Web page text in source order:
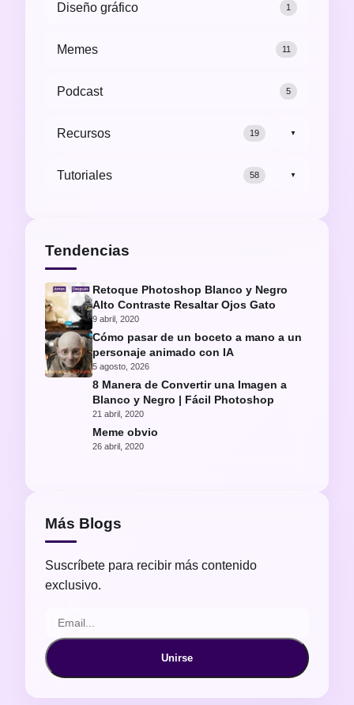
Diseño gráfico 1
Memes 11
Podcast 5
Recursos 19 ▼
Tutoriales 58 ▼
Tendencias
Retoque Photoshop Blanco y Negro
Alto Contraste Resaltar Ojos Gato
9 abril, 2020
Cómo pasar de un boceto a mano a un
personaje animado con IA
5 agosto, 2026
8 Manera de Convertir una Imagen a
Blanco y Negro | Fácil Photoshop
21 abril, 2020
Meme obvio
26 abril, 2020
Más Blogs
Suscríbete para recibir más contenido
exclusivo.
Unirse